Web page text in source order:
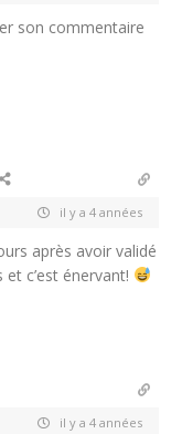
son commentaire
il y a 4 années
après avoir validé
c’est énervant!
il y a 4 années